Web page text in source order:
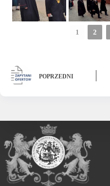
1 2
POPRZEDNI